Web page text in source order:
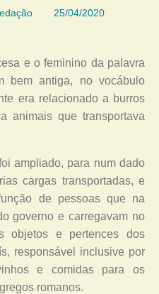
25/04/2020
e o feminino da palavra
bem antiga, no vocábulo
era relacionado a burros
animais que transportava
ampliado, para num dado
cargas transportadas, e
de pessoas que na
governo e carregavam no
objetos e pertences dos
responsável inclusive por
e comidas para os
romanos.